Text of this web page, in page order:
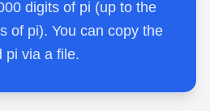
digits of pi (up to the
of pi). You can copy the
pi via a file.